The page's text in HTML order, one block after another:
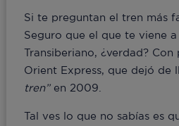
Si te preguntan el tren más
Seguro que el que te viene
Transiberiano, ¿verdad?
Orient Express, que dejó de
tren” en 2009.
Tal ves lo que no sabías es